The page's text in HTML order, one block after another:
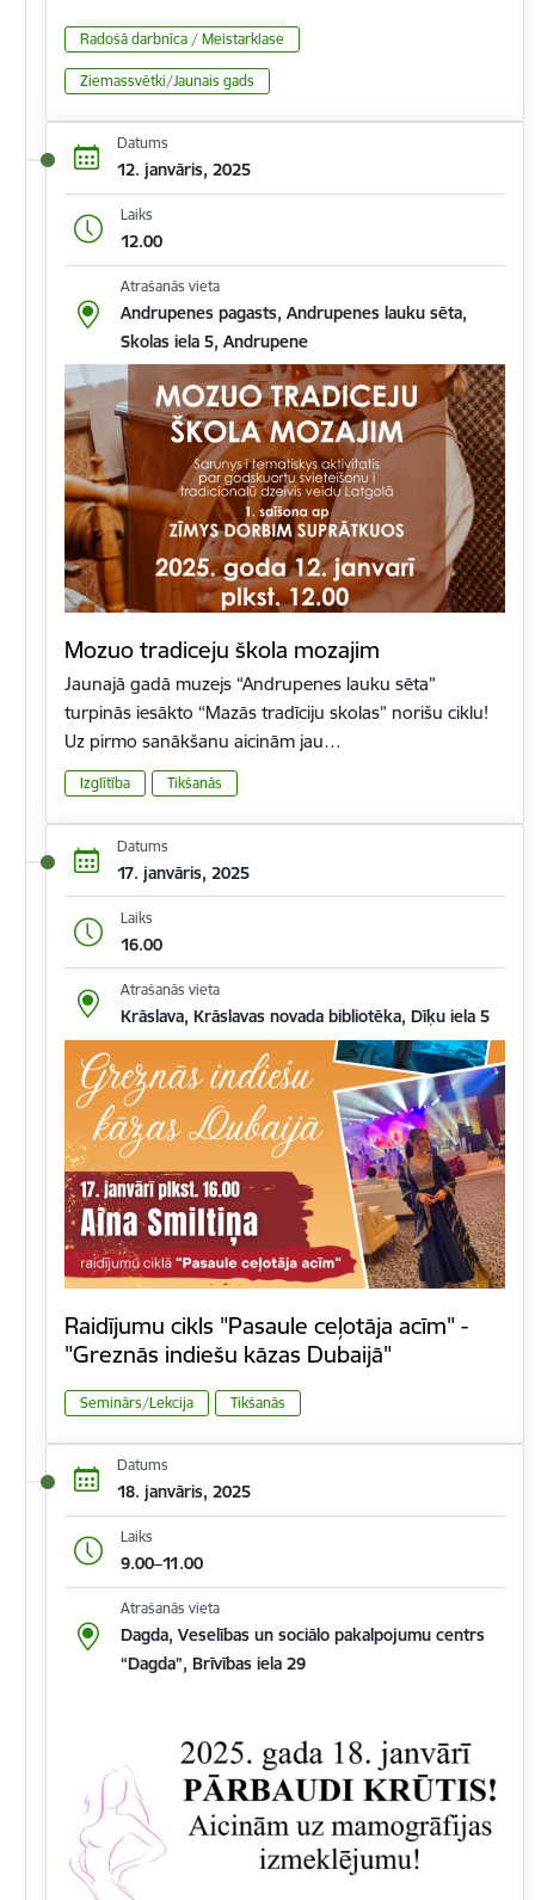
Radošā darbnīca / Meistarklase
Ziemassvētki/Jaunais gads
Datums
12. janvāris, 2025
Laiks
12.00
Atrašanās vieta
Andrupenes pagasts, Andrupenes lauku sēta,
Skolas iela 5, Andrupene
Mozuo tradiceju škola mozajim
Jaunajā gadā muzejs “Andrupenes lauku sēta”
turpinās iesākto “Mazās tradīciju skolas” norišu ciklu!
Uz pirmo sanākšanu aicinām jau…
Izglītība Tikšanās
Datums
17. janvāris, 2025
Laiks
16.00
Atrašanās vieta
Krāslava, Krāslavas novada bibliotēka, Dīķu iela 5
Raidījumu cikls "Pasaule ceļotāja acīm" -
"Greznās indiešu kāzas Dubaijā"
Seminārs/Lekcija Tikšanās
Datums
18. janvāris, 2025
Laiks
9.00–11.00
Atrašanās vieta
Dagda, Veselības un sociālo pakalpojumu centrs
“Dagda”, Brīvības iela 29